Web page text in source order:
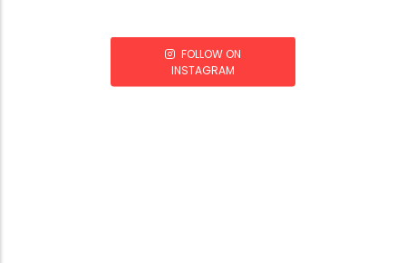
FOLLOW ON
INSTAGRAM